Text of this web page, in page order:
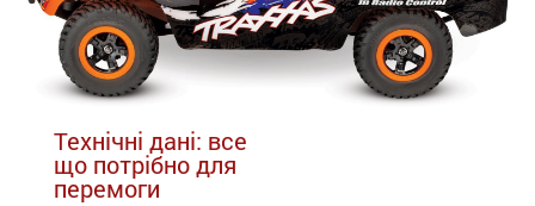
Технічні дані: все
що потрібно для
перемоги